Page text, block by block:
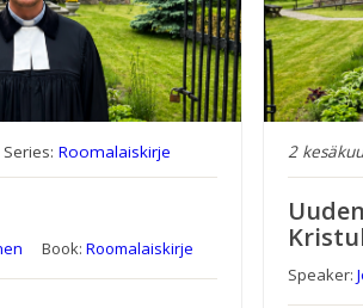
Series:Roomalaiskirje
Book:Roomalaiskirje
2
Speaker: